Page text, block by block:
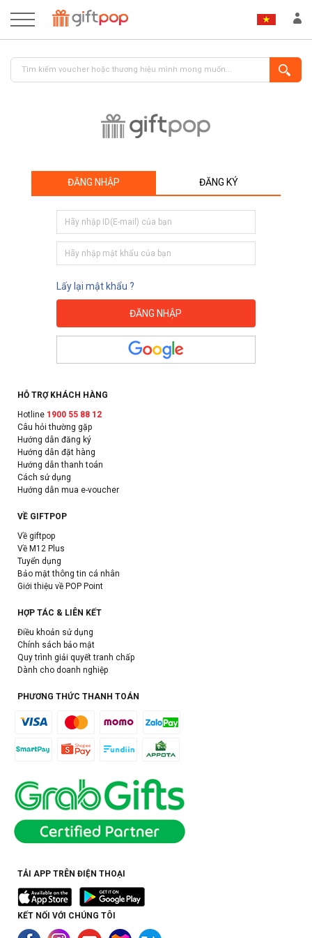
ĐĂNG NHẬP ĐĂNG KÝ
Lấy lại mật khẩu ?
HỖ TRỢ KHÁCH HÀNG
Hotline 1900 55 88 12
Câu hỏi thường gặp
Hướng dẫn đăng ký
Hướng dẫn đặt hàng
Hướng dẫn thanh toán
Cách sử dụng
Hướng dẫn mua e-voucher
VỀ GIFTPOP
Về giftpop
Về M12 Plus
Tuyển dụng
Bảo mật thông tin cá nhân
Giới thiệu về POP Point
HỢP TÁC & LIÊN KẾT
Điều khoản sử dụng
Chính sách bảo mật
Quy trình giải quyết tranh chấp
Dành cho doanh nghiệp
PHƯƠNG THỨC THANH TOÁN
TẢI APP TRÊN ĐIỆN THOẠI
KẾT NỐI VỚI CHÚNG TÔI